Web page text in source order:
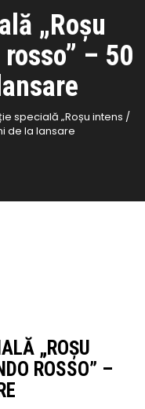
„Roșu
– 50
specială „Roșu intens /
de la lansare
„ROȘU
ROSSO” –